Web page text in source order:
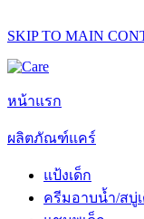
SKIP TO MAIN
หน้าแรก
ผลิตภัณฑ์แคร์
แป้งเด็ก
ครีมอาบน้ำ/สบู่